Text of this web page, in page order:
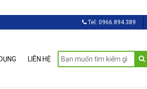
Tel: 0966.894.389
LIÊN HỆ